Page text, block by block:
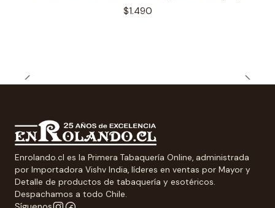
$1.490
Enrolando.cl es la Primera Tabaquería Online, administrada
por Importadora Vishv India, líderes en ventas por Mayor y
Detalle de productos de tabaquería y esotéricos.
Despachamos a todo Chile.